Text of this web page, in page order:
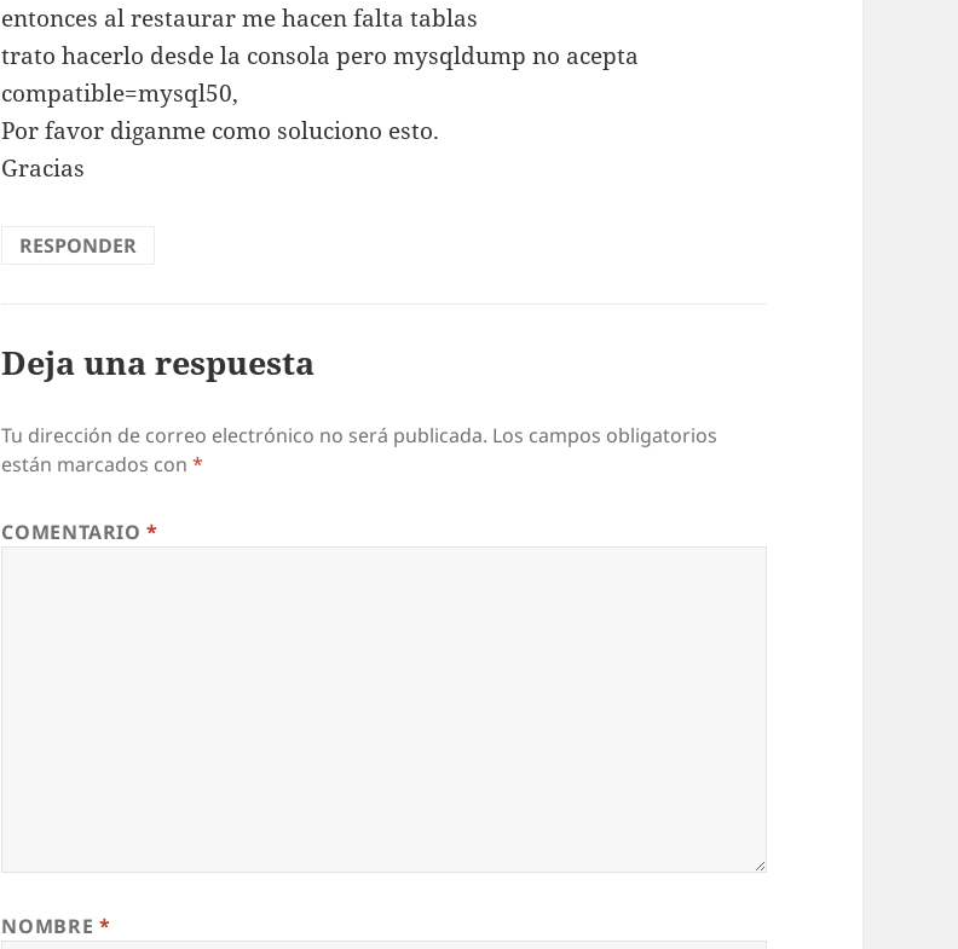
entonces al restaurar me hacen falta tablas
trato hacerlo desde la consola pero mysqldump no acepta
compatible=mysql50,
Por favor diganme como soluciono esto.
Gracias
RESPONDER
Deja una respuesta
Tu dirección de correo electrónico no será publicada. Los campos obligatorios
están marcados con*
COMENTARIO*
NOMBRE *